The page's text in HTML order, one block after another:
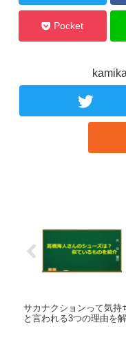
Pocket
サカナクションって気持
と言われる3つの理由を